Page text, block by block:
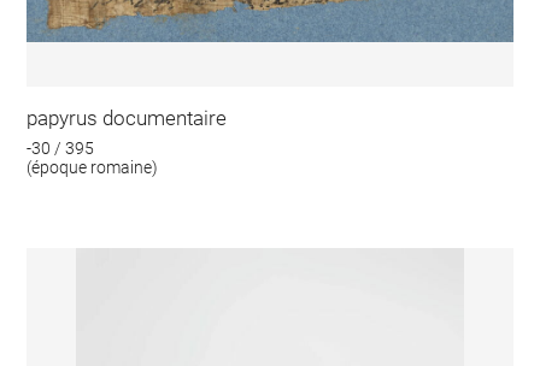
papyrus documentaire
-30 / 395
(époque romaine)